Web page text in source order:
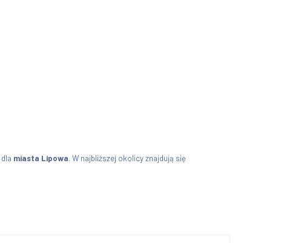
dla miasta Lipowa. W najbliższej okolicy znajdują się